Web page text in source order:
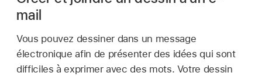
mail
Vous pouvez dessiner dans un message
électronique afin de présenter des idées qui sont
difficiles à exprimer avec des mots. Votre dessin